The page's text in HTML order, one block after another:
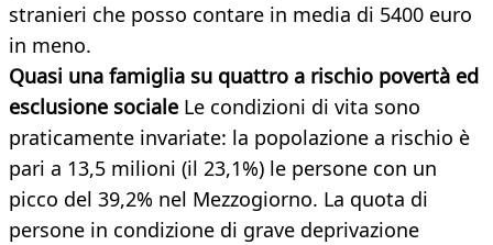
stranieri che posso contare in media di 5400 euro
in meno.
Quasi una famiglia su quattro a rischio povertà ed
esclusione sociale Le condizioni di vita sono
praticamente invariate: la popolazione a rischio è
pari a 13,5 milioni (il 23,1%) le persone con un
picco del 39,2% nel Mezzogiorno. La quota di
persone in condizione di grave deprivazione